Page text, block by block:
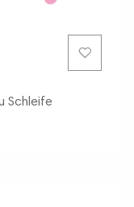
Schleife